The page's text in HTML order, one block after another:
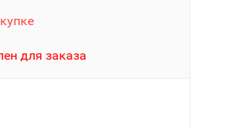
для заказа